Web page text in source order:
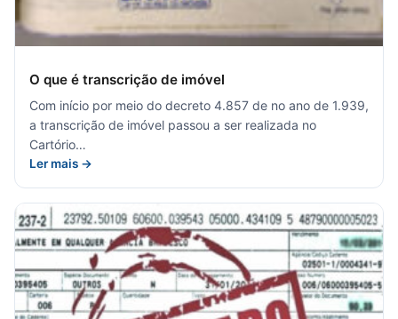
O que é transcrição de imóvel
Com início por meio do decreto 4.857 de no ano de 1.939,
a transcrição de imóvel passou a ser realizada no
Cartório…
Ler mais →